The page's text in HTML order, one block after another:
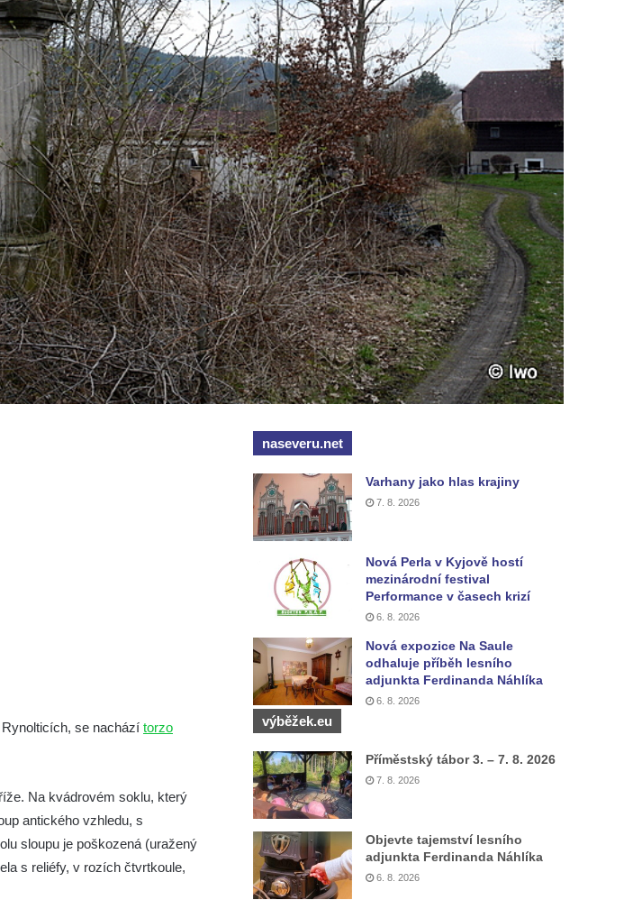
se nachází torzo
Na kvádrovém soklu, který
antického vzhledu, s
sloupu je poškozená (uražený
s reliéfy, v rozích čtvrtkoule,
naseveru.net
Varhany jako hlas krajiny
7. 8. 2026
Nová Perla v Kyjově hostí
mezinárodní festival
Performance v časech krizí
6. 8. 2026
Nová expozice Na Saule
odhaluje příběh lesního
adjunkta Ferdinanda Náhlíka
6. 8. 2026
výběžek.eu
Příměstský tábor 3. – 7. 8. 2026
7. 8. 2026
Objevte tajemství lesního
adjunkta Ferdinanda Náhlíka
6. 8. 2026